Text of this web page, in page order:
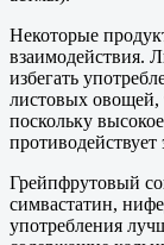
Некоторые
взаимодействия.
избегать
листовых овощей,
поскольку
Грейпфрутовый
симвастатин,
употребления